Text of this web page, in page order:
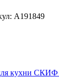
А191849
кухни СКИФ